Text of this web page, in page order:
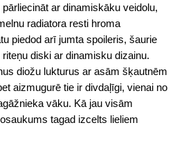
ar dinamiskāku veidolu,
radiatora resti hroma
piedod arī jumta spoileris, šaurie
diski ar dinamisku dizainu.
diožu lukturus ar asām šķautnēm
aizmugurē tie ir divdaļīgi, vienai no
vāku. Kā jau visām
tagad izcelts lieliem